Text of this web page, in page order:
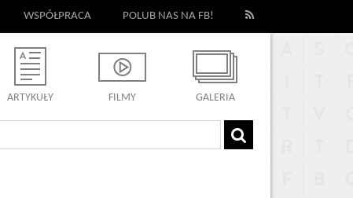
WSPÓŁPRACA POLUB NAS NA FB!
ARTYKUŁY FILMY GALERIA